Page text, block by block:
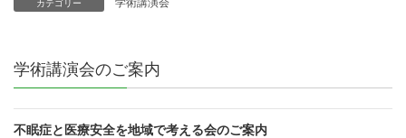
カテゴリー
学術講演会のご案内
不眠症と医療安全を地域で考える会のご案内